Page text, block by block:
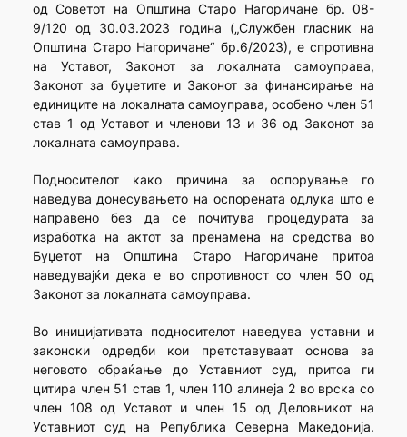
од Советот на Општина Старо Нагоричане бр. 08-
9/120 од 30.03.2023 година („Службен гласник на
Општина Старо Нагоричане“ бр.6/2023), е спротивна
на Уставот, Законот за локалната самоуправа,
Законот за буџетите и Законот за финансирање на
единиците на локалната самоуправа, особено член 51
став 1 од Уставот и членови 13 и 36 од Законот за
локалната самоуправа.
Подносителот како причина за оспорување го
наведува донесувањето на оспорената одлука што е
направено без да се почитува процедурата за
изработка на актот за пренамена на средства во
Буџетот на Општина Старо Нагоричане притоа
наведувајќи дека е во спротивност со член 50 од
Законот за локалната самоуправа.
Во иницијативата подносителот наведува уставни и
законски одредби кои претставуваат основа за
неговото обраќање до Уставниот суд, притоа ги
цитира член 51 став 1, член 110 алинеја 2 во врска со
член 108 од Уставот и член 15 од Деловникот на
Уставниот суд на Република Северна Македонија.